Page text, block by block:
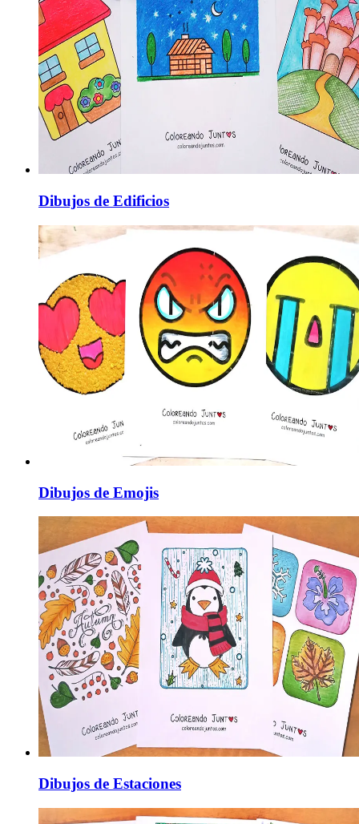
Dibujos de Edificios
Dibujos de Emojis
Dibujos de Estaciones